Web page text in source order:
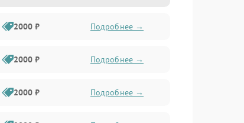
2000 ₽ Подробнее →
2000 ₽ Подробнее →
2000 ₽ Подробнее →